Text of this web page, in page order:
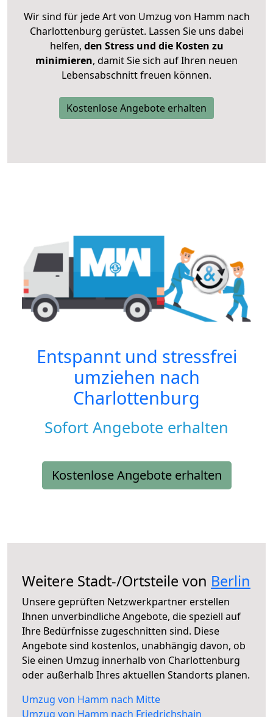
Wir sind für jede Art von Umzug von Hamm nach
Charlottenburg gerüstet. Lassen Sie uns dabei
helfen, den Stress und die Kosten zu
minimieren, damit Sie sich auf Ihren neuen
Lebensabschnitt freuen können.
Kostenlose Angebote erhalten
Entspannt und stressfrei
umziehen nach
Charlottenburg
Sofort Angebote erhalten
Kostenlose Angebote erhalten
Weitere Stadt-/Ortsteile von Berlin
Unsere geprüften Netzwerkpartner erstellen
Ihnen unverbindliche Angebote, die speziell auf
Ihre Bedürfnisse zugeschnitten sind. Diese
Angebote sind kostenlos, unabhängig davon, ob
Sie einen Umzug innerhalb von Charlottenburg
oder außerhalb Ihres aktuellen Standorts planen.
Umzug von Hamm nach Mitte
Umzug von Hamm nach Friedrichshain